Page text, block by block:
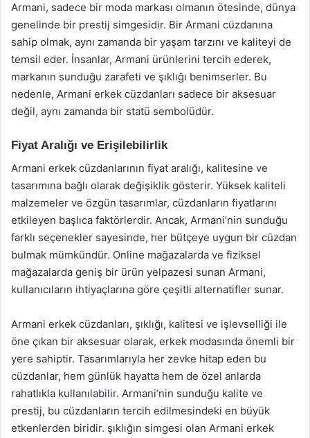
Armani, sadece bir moda markası olmanın ötesinde, dünya
genelinde bir prestij simgesidir. Bir Armani cüzdanına
sahip olmak, aynı zamanda bir yaşam tarzını ve kaliteyi de
temsil eder. İnsanlar, Armani ürünlerini tercih ederek,
markanın sunduğu zarafeti ve şıklığı benimserler. Bu
nedenle, Armani erkek cüzdanları sadece bir aksesuar
değil, aynı zamanda bir statü sembolüdür.
Fiyat Aralığı ve Erişilebilirlik
Armani erkek cüzdanlarının fiyat aralığı, kalitesine ve
tasarımına bağlı olarak değişiklik gösterir. Yüksek kaliteli
malzemeler ve özgün tasarımlar, cüzdanların fiyatlarını
etkileyen başlıca faktörlerdir. Ancak, Armani’nin sunduğu
farklı seçenekler sayesinde, her bütçeye uygun bir cüzdan
bulmak mümkündür. Online mağazalarda ve fiziksel
mağazalarda geniş bir ürün yelpazesi sunan Armani,
kullanıcıların ihtiyaçlarına göre çeşitli alternatifler sunar.
Armani erkek cüzdanları, şıklığı, kalitesi ve işlevselliği ile
öne çıkan bir aksesuar olarak, erkek modasında önemli bir
yere sahiptir. Tasarımlarıyla her zevke hitap eden bu
cüzdanlar, hem günlük hayatta hem de özel anlarda
rahatlıkla kullanılabilir. Armani’nin sunduğu kalite ve
prestij, bu cüzdanların tercih edilmesindeki en büyük
etkenlerden biridir. şıklığın simgesi olan Armani erkek